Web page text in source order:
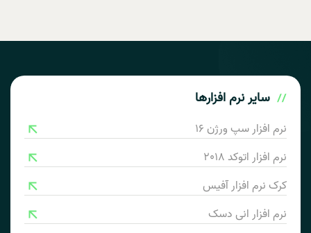
سایرنرم افزارها
نرم افزار سپ ورژن 16
نرم افزار اتوکد 2018
کرک نرم افزار آفیس
نرم افزار انی دسک